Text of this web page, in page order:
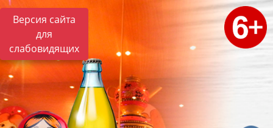
Версия сайта
для
слабовидящих